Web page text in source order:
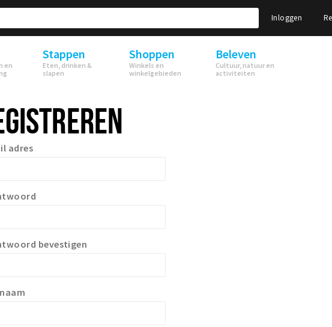
Inloggen
en
Stappen
Eten, drinken &
slapen
Shoppen
Winkels en
winkelgebieden
Beleven
Cultuur, natuur en
activiteiten
adres
bevestigen